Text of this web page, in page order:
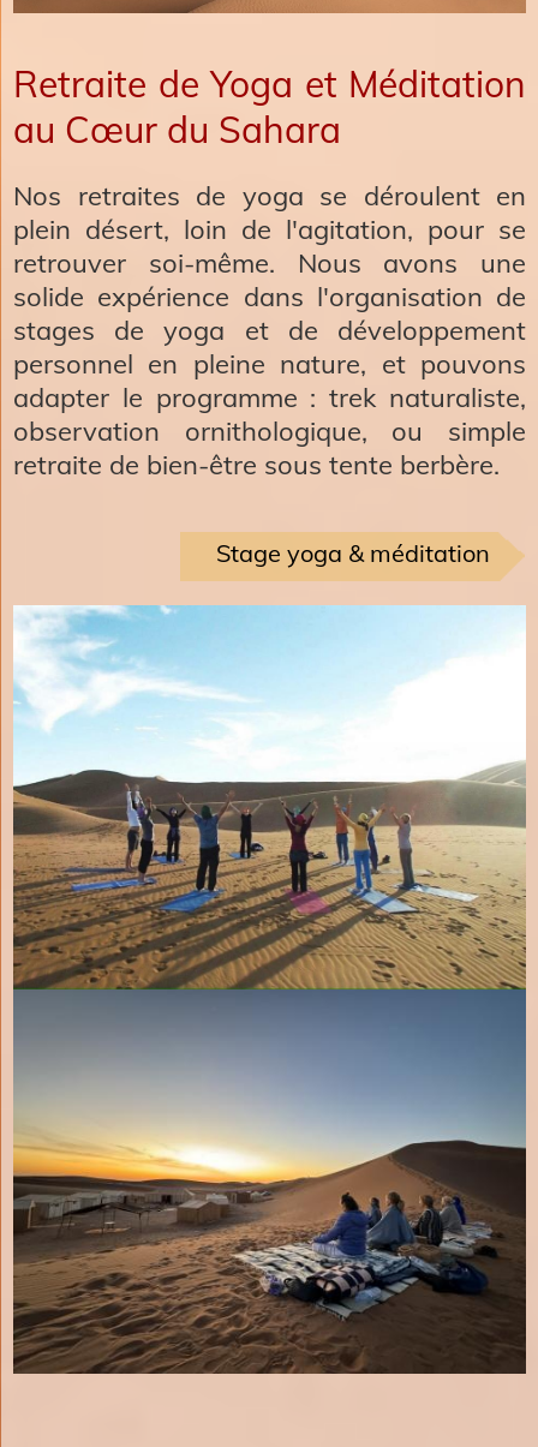
Retraite de Yoga et Méditation
au Cœur du Sahara
Nos retraites de yoga se déroulent en
plein désert, loin de l'agitation, pour se
retrouver soi-même. Nous avons une
solide expérience dans l'organisation de
stages de yoga et de développement
personnel en pleine nature, et pouvons
adapter le programme : trek naturaliste,
observation ornithologique, ou simple
retraite de bien-être sous tente berbère.
Stage yoga & méditation